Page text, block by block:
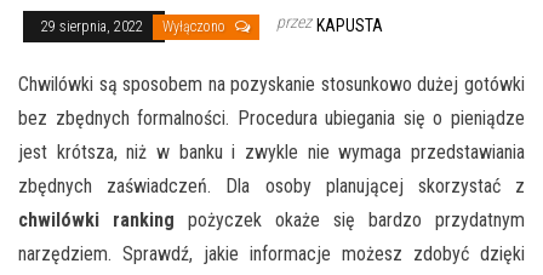
29 sierpnia, 2022 Wyłączono przez KAPUSTA
Chwilówki są sposobem na pozyskanie stosunkowo dużej gotówki
bez zbędnych formalności. Procedura ubiegania się o pieniądze
jest krótsza, niż w banku i zwykle nie wymaga przedstawiania
zbędnych zaświadczeń. Dla osoby planującej skorzystać z
chwilówki ranking pożyczek okaże się bardzo przydatnym
narzędziem. Sprawdź, jakie informacje możesz zdobyć dzięki